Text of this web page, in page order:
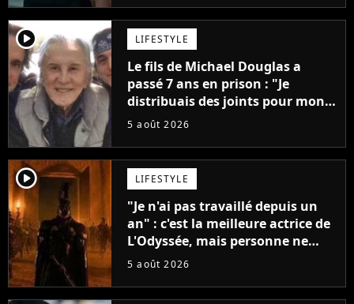
player2 LIFESTYLE
Le fils de Michael Douglas a
passé 7 ans en prison : "Je
distribuais des joints pour mon
père"
5 août 2026
player2 LIFESTYLE
"Je n'ai pas travaillé depuis un
an" : c'est la meilleure actrice de
L'Odyssée, mais personne ne
veut lui donner de rôle au
5 août 2026